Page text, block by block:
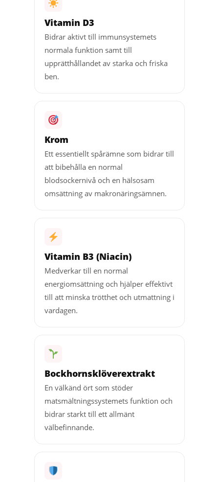
Vitamin D3
Bidrar aktivt till immunsystemets
normala funktion samt till
upprätthållandet av starka och friska
ben.
Krom
Ett essentiellt spårämne som bidrar till
att bibehålla en normal
blodsockernivå och en hälsosam
omsättning av makronäringsämnen.
Vitamin B3 (Niacin)
Medverkar till en normal
energiomsättning och hjälper effektivt
till att minska trötthet och utmattning i
vardagen.
Bockhornsklöverextrakt
En välkänd ört som stöder
matsmältningssystemets funktion och
bidrar starkt till ett allmänt
välbefinnande.